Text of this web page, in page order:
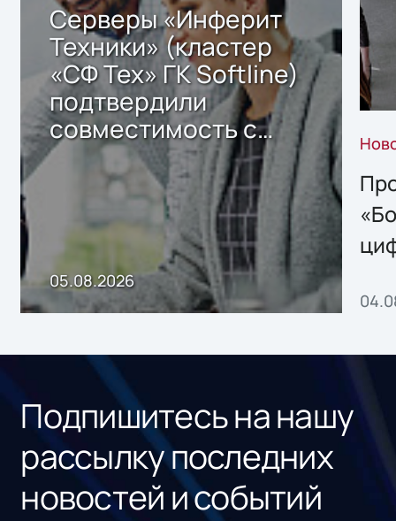
Серверы «Инферит
Техники» (кластер
«СФ Тех» ГК Softline)
подтвердили
совместимость с
решением Sharx
Storage 2.x для
хранения данных
05.08.2026
Подпишитесь на нашу
рассылку последних
новостей и событий